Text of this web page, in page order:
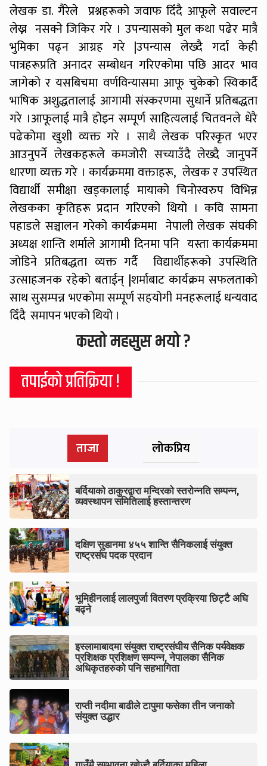
लेखक डा. गैरेले प्रश्नहरूको जवाफ दिँदै आफूले सवाल्टन
लेख्न नसक्ने जिकिर गरे । उपन्यासको मुल कथा पढेर मात्रै
भुमिका पढ्न आग्रह गरे |उपन्यास लेख्दै गर्दा केही
पात्रहरूप्रति अनादर सम्बोधन गरिएकोमा पछि आदर भाव
जागेको र यसबिचमा वर्णविन्यासमा आफू चुकेको स्विकार्दै
भाषिक अशुद्धतालाई आगामी संस्करणमा सुधार्ने प्रतिबद्धता
गरे ।आफूलाई मात्रै होइन सम्पूर्ण साहित्यलाई चितवनले धेरै
पढेकोमा खुशी व्यक्त गरे । साथै लेखक परिस्कृत भएर
आउनुपर्ने लेखकहरूले कमजोरी सच्याउँदै लेख्दै जानुपर्ने
धारणा व्यक्त गरे । कार्यक्रममा वक्ताहरू, लेखक र उपस्थित
विद्यार्थी समीक्षा खड्कालाई मायाको चिनोस्वरुप विभिन्न
लेखकका कृतिहरू प्रदान गरिएको थियो । कवि सामना
पहाडले सञ्चालन गरेको कार्यक्रममा नेपाली लेखक संघकी
अध्यक्ष शान्ति शर्माले आगामी दिनमा पनि यस्ता कार्यक्रममा
जोडिने प्रतिबद्धता व्यक्त गर्दै विद्यार्थीहरूको उपस्थिति
उत्साहजनक रहेको बताईन् |शर्माबाट कार्यक्रम सफलताको
साथ सुसम्पन्न भएकोमा सम्पूर्ण सहयोगी मनहरूलाई धन्यवाद
दिँदै समापन भएको थियो ।
कस्तो महसुस भयो ?
तपाईको प्रतिक्रिया !
ताजा लोकप्रिय
बर्दियाको ठाकुरद्वारा मन्दिरको स्तरोन्नति सम्पन्न,
व्यवस्थापन समितिलाई हस्तान्तरण
दक्षिण सुडानमा ४५५ शान्ति सैनिकलाई संयुक्त
राष्ट्रसंघ पदक प्रदान
भूमिहीनलाई लालपुर्जा वितरण प्रक्रिया छिट्टै अघि
बढ्ने
इस्लामाबादमा संयुक्त राष्ट्रसंघीय सैनिक पर्यवेक्षक
प्रशिक्षक प्रशिक्षण सम्पन्न, नेपालका सैनिक
अधिकृतहरुको पनि सहभागिता
राप्ती नदीमा बाढीले टापुमा फसेका तीन जनाको
संयुक्त उद्धार